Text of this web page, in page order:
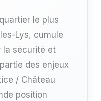
le plus
Lys, cumule
la sécurité et
des enjeux
/ Château
position